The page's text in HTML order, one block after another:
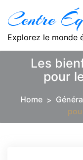
Centre
Explorez le monde
Les
pour
Home